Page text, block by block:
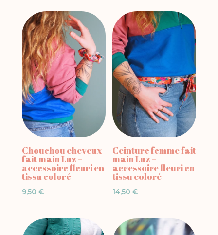
36,50 €.29,20 €.
Chouchou cheveux
fait main Luz –
accessoire fleuri en
tissu coloré
9,50 €
Ceinture femme fait
main Luz –
accessoire fleuri en
tissu coloré
14,50€